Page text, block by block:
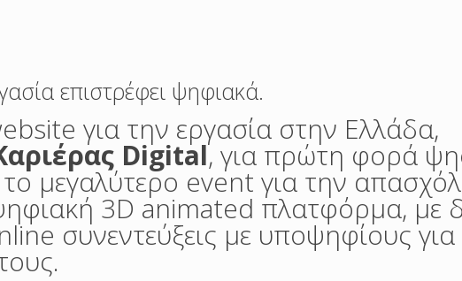
επιστρέφει ψηφιακά.
για την εργασία στην Ελλάδα,
Digital, για πρώτη φορά
το μεγαλύτερο event για την
3D animated πλατφόρμα, με
συνεντεύξεις με υποψηφίους για